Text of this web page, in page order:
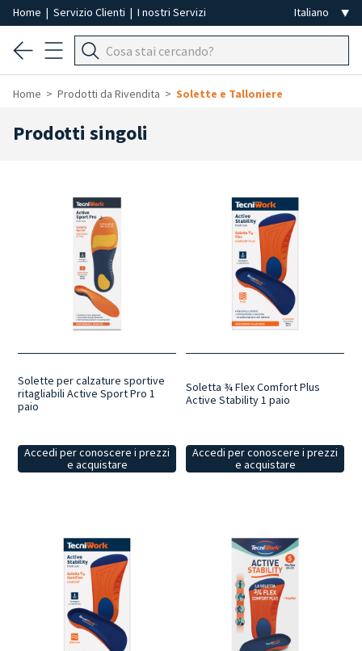
Home | Servizio Clienti | I nostri Servizi
Home Prodotti da Rivendita Solette e Talloniere
Prodotti singoli
Solette per calzature sportive
ritagliabili Active Sport Pro 1
paio
Accedi per conoscere i prezzi
e acquistare
Soletta ¾ Flex Comfort Plus
Active Stability 1 paio
Accedi per conoscere i prezzi
e acquistare